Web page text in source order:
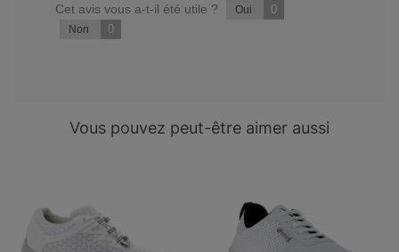
Cet avis vous a-t-il été utile ? Oui 0
Non 0
Vous pouvez peut-être aimer aussi